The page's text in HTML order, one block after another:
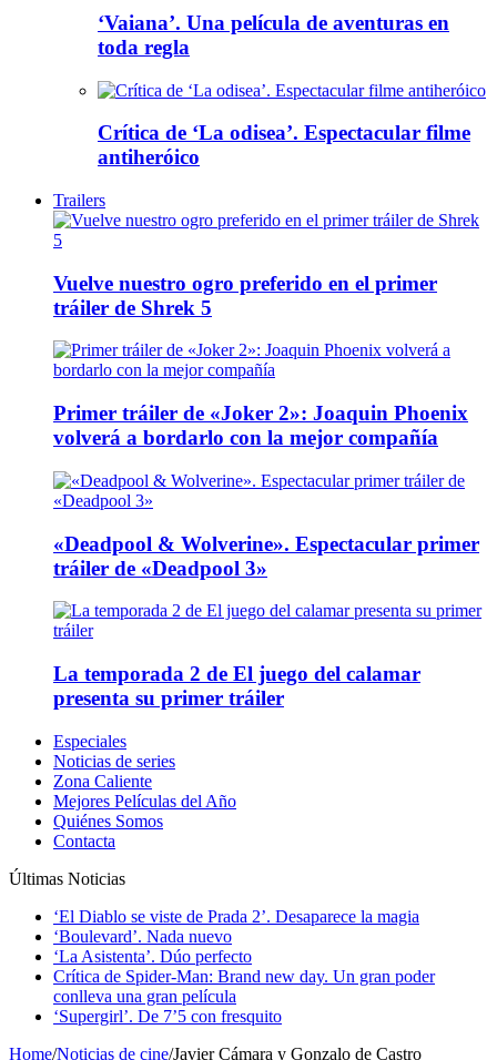
‘Vaiana’. Una película de aventuras en
toda regla
Crítica de ‘La odisea’. Espectacular filme
antiheróico
Trailers
Vuelve nuestro ogro preferido en el primer
tráiler de Shrek 5
Primer tráiler de «Joker 2»: Joaquin Phoenix
volverá a bordarlo con la mejor compañía
«Deadpool & Wolverine». Espectacular primer
tráiler de «Deadpool 3»
La temporada 2 de El juego del calamar
presenta su primer tráiler
Especiales
Noticias de series
Zona Caliente
Mejores Películas del Año
Quiénes Somos
Contacta
Últimas Noticias
‘El Diablo se viste de Prada 2’. Desaparece la magia
‘Boulevard’. Nada nuevo
‘La Asistenta’. Dúo perfecto
Crítica de Spider-Man: Brand new day. Un gran poder
conlleva una gran película
‘Supergirl’. De 7’5 con fresquito
Home/Noticias de cine/Javier Cámara y Gonzalo de Castro